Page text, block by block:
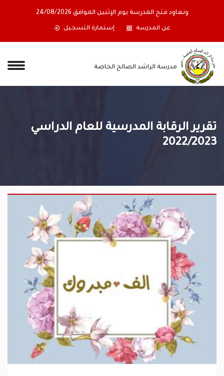
ونعاود فتح المدرسة يوم الإثنين الموافق 24/08/2026
عن المدرسه إستمارة التسجيل
مدرسة الراشد الصالح الخاصة
تقرير الرقابة المدرسية للعام الدراسي
2022/2023